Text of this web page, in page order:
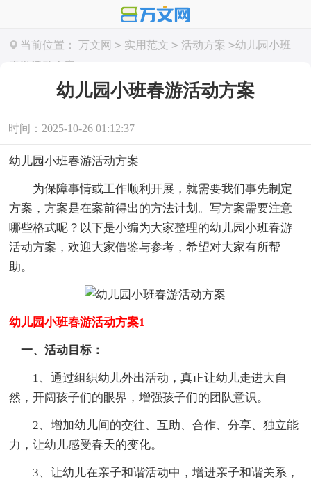
当前位置： 万文网 > 实用范文 > 活动方案 >幼儿园小班
春游活动方案
幼儿园小班春游活动方案
时间：2025-10-26 01:12:37
幼儿园小班春游活动方案
为保障事情或工作顺利开展，就需要我们事先制定
方案，方案是在案前得出的方法计划。写方案需要注意
哪些格式呢？以下是小编为大家整理的幼儿园小班春游
活动方案，欢迎大家借鉴与参考，希望对大家有所帮
助。
幼儿园小班春游活动方案1
一、活动目标：
1、通过组织幼儿外出活动，真正让幼儿走进大自
然，开阔孩子们的眼界，增强孩子们的团队意识。
2、增加幼儿间的交往、互助、合作、分享、独立能
力，让幼儿感受春天的变化。
3、让幼儿在亲子和谐活动中，增进亲子和谐关系，